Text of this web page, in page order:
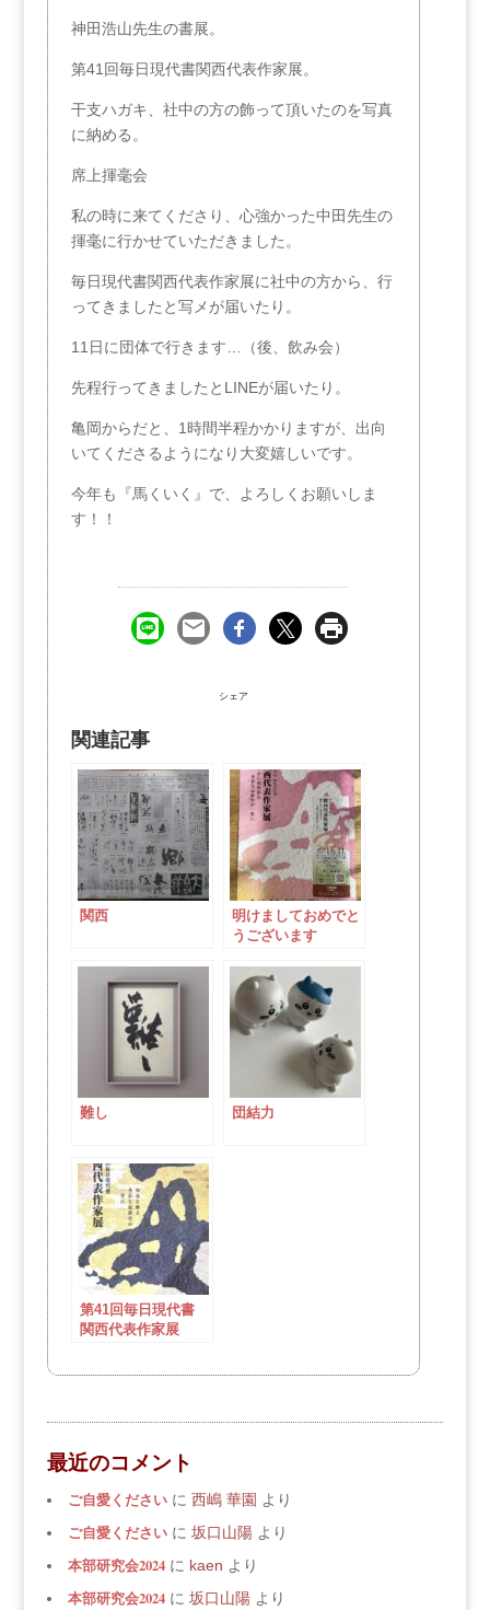
神田浩山先生の書展。
第41回毎日現代書関西代表作家展。
干支ハガキ、社中の方の飾って頂いたのを写真
に納める。
席上揮毫会
私の時に来てくださり、心強かった中田先生の
揮毫に行かせていただきました。
毎日現代書関西代表作家展に社中の方から、行
ってきましたと写メが届いたり。
11日に団体で行きます…（後、飲み会）
先程行ってきましたとLINEが届いたり。
亀岡からだと、1時間半程かかりますが、出向
いてくださるようになり大変嬉しいです。
今年も『馬くいく』で、よろしくお願いしま
す！！
シェア
関連記事
関西
明けましておめでと
うございます
難し 団結力
第41回毎日現代書
関西代表作家展
最近のコメント
ご自愛くださいに 西嶋 華園 より
ご自愛くださいに 坂口山陽より
本部研究会2024に kaen より
本部研究会2024に 坂口山陽より